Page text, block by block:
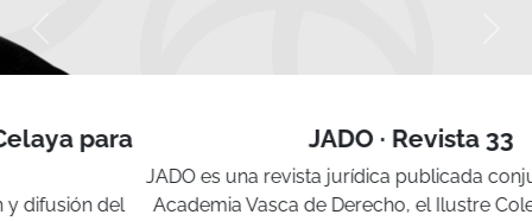
JADO · Revista 33
JADO es una revista jurídica publicada conjuntamente por la
Academia Vasca de Derecho, el Ilustre Colegio Notarial del